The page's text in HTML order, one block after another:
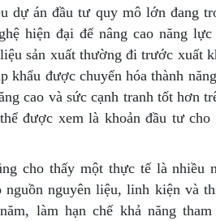
dự án đầu tư quy mô lớn đang
hiện đại để nâng cao năng
sản xuất thường đi trước xuất
khẩu được chuyển hóa thành
cao và sức cạnh tranh tốt hơn
được xem là khoản đầu tư
cho thấy một thực tế là nhiều
nguồn nguyên liệu, linh kiện và
làm hạn chế khả năng